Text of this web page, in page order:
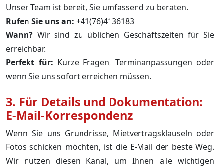
Unser Team ist bereit, Sie umfassend zu beraten.
Rufen Sie uns an: +41(76)4136183
Wann? Wir sind zu üblichen Geschäftszeiten für Sie
erreichbar.
Perfekt für: Kurze Fragen, Terminanpassungen oder
wenn Sie uns sofort erreichen müssen.
3. Für Details und Dokumentation:
E-Mail-Korrespondenz
Wenn Sie uns Grundrisse, Mietvertragsklauseln oder
Fotos schicken möchten, ist die E-Mail der beste Weg.
Wir nutzen diesen Kanal, um Ihnen alle wichtigen